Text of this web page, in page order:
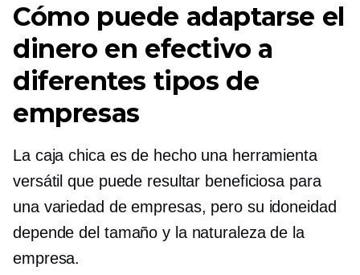
Cómo puede adaptarse el
dinero en efectivo a
diferentes tipos de
empresas
La caja chica es de hecho una herramienta
versátil que puede resultar beneficiosa para
una variedad de empresas, pero su idoneidad
depende del tamaño y la naturaleza de la
empresa.